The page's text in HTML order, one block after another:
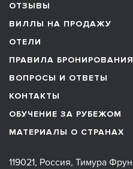
ОТЗЫВЫ
ВИЛЛЫ НА ПРОДАЖУ
ОТЕЛИ
ПРАВИЛА БРОНИРОВАНИЯ
ВОПРОСЫ И ОТВЕТЫ
КОНТАКТЫ
ОБУЧЕНИЕ ЗА РУБЕЖОМ
МАТЕРИАЛЫ О СТРАНАХ
119021, Россия, Тимура